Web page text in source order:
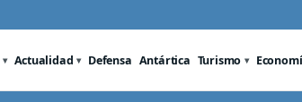
Actualidad Defensa Antártica Turismo